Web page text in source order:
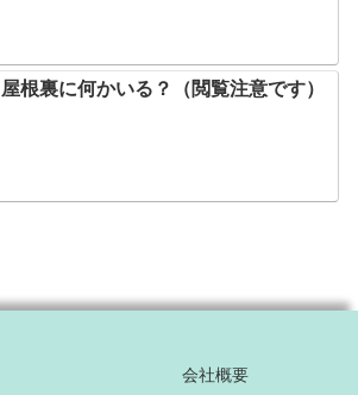
屋根裏に何かいる？（閲覧注意です）
会社概要